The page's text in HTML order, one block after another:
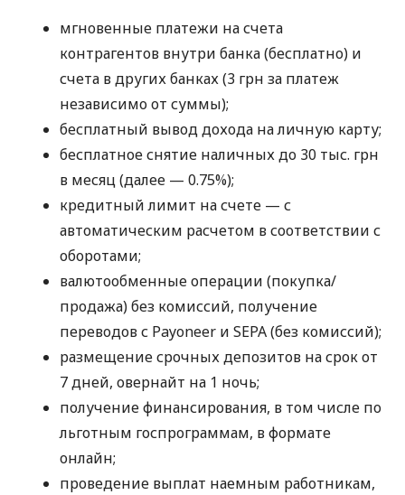
мгновенные платежи на счета
контрагентов внутри банка (бесплатно) и
счета в других банках (3 грн за платеж
независимо от суммы);
бесплатный вывод дохода на личную карту;
бесплатное снятие наличных до 30 тыс. грн
в месяц (далее — 0.75%);
кредитный лимит на счете — с
автоматическим расчетом в соответствии с
оборотами;
валютообменные операции (покупка/
продажа) без комиссий, получение
переводов с Payoneer и SEPA (без комиссий);
размещение срочных депозитов на срок от
7 дней, овернайт на 1 ночь;
получение финансирования, в том числе по
льготным госпрограммам, в формате
онлайн;
проведение выплат наемным работникам,